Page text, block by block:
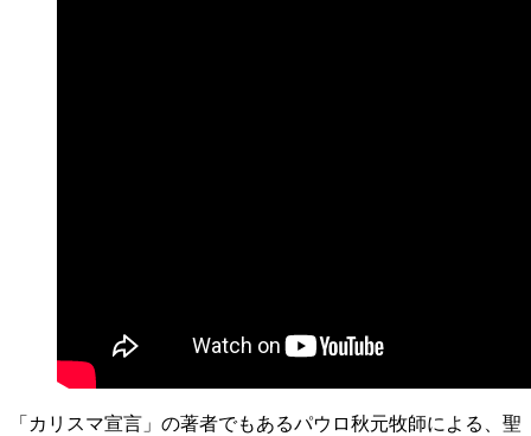
「カリスマ宣言」の著者でもあるパウロ秋元牧師による、聖